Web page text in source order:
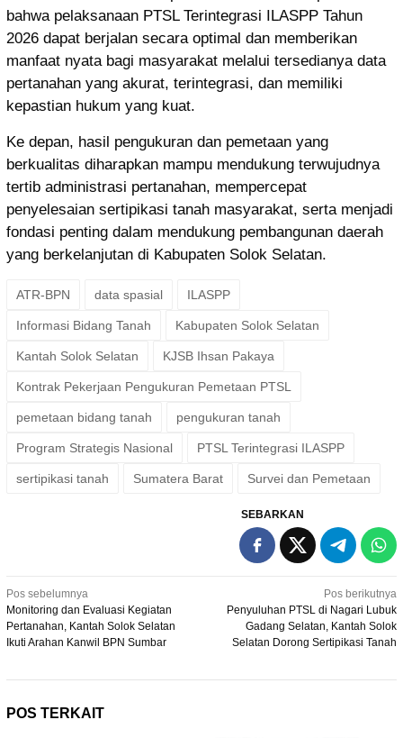
bahwa pelaksanaan PTSL Terintegrasi ILASPP Tahun
2026 dapat berjalan secara optimal dan memberikan
manfaat nyata bagi masyarakat melalui tersedianya data
pertanahan yang akurat, terintegrasi, dan memiliki
kepastian hukum yang kuat.
Ke depan, hasil pengukuran dan pemetaan yang
berkualitas diharapkan mampu mendukung terwujudnya
tertib administrasi pertanahan, mempercepat
penyelesaian sertipikasi tanah masyarakat, serta menjadi
fondasi penting dalam mendukung pembangunan daerah
yang berkelanjutan di Kabupaten Solok Selatan.
ATR-BPN data spasial ILASPP
Informasi Bidang Tanah Kabupaten Solok Selatan
Kantah Solok Selatan KJSB Ihsan Pakaya
Kontrak Pekerjaan Pengukuran Pemetaan PTSL
pemetaan bidang tanah pengukuran tanah
Program Strategis Nasional PTSL Terintegrasi ILASPP
sertipikasi tanah Sumatera Barat Survei dan Pemetaan
SEBARKAN
Navigasi
pos
Pos sebelumnya
Monitoring dan Evaluasi Kegiatan
Pertanahan, Kantah Solok Selatan
Ikuti Arahan Kanwil BPN Sumbar
Pos berikutnya
Penyuluhan PTSL di Nagari Lubuk
Gadang Selatan, Kantah Solok
Selatan Dorong Sertipikasi Tanah
POS TERKAIT